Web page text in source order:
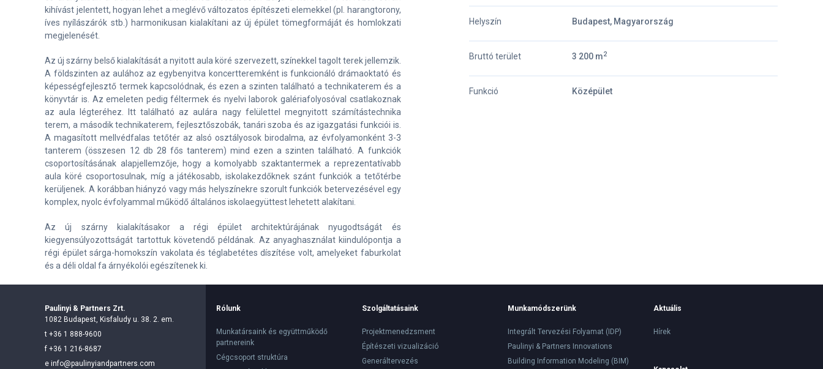
kihívást jelentett, hogyan lehet a meglévő változatos építészeti elemekkel (pl. harangtorony,
íves nyílászárók stb.) harmonikusan kialakítani az új épület tömegformáját és homlokzati
megjelenését.
Az új szárny belső kialakítását a nyitott aula köré szervezett, színekkel tagolt terek jellemzik.
A földszinten az aulához az egybenyitva koncertteremként is funkcionáló drámaoktató és
képességfejlesztő termek kapcsolódnak, és ezen a szinten található a technikaterem és a
könyvtár is. Az emeleten pedig féltermek és nyelvi laborok galériafolyosóval csatlakoznak
az aula légteréhez. Itt található az aulára nagy felülettel megnyitott számítástechnika
terem, a második technikaterem, fejlesztőszobák, tanári szoba és az igazgatási funkciói is.
A magasított mellvédfalas tetőtér az alsó osztályosok birodalma, az évfolyamonként 3-3
tanterem (összesen 12 db 28 fős tanterem) mind ezen a szinten található. A funkciók
csoportosításának alapjellemzője, hogy a komolyabb szaktantermek a reprezentatívabb
aula köré csoportosulnak, míg a játékosabb, iskolakezdőknek szánt funkciók a tetőtérbe
kerüljenek. A korábban hiányzó vagy más helyszínekre szorult funkciók betervezésével egy
komplex, nyolc évfolyammal működő általános iskolaegyüttest lehetett alakítani.
Az új szárny kialakításakor a régi épület architektúrájának nyugodtságát és
kiegyensúlyozottságát tartottuk követendő példának. Az anyaghasználat kiindulópontja a
régi épület sárga-homokszín vakolata és téglabetétes díszítése volt, amelyeket faburkolat
és a déli oldal fa árnyékolói egészítenek ki.
Helyszín Budapest, Magyarország
Bruttó terület 3 200 m2
Funkció Középület
Paulinyi & Partners Zrt.
1082 Budapest, Kisfaludy u. 38. 2. em.
t +36 1 888-9600
f +36 1 216-8687
e info@paulinyiandpartners.com
Rólunk
Munkatársaink és együttműködő
partnereink
Cégcsoport struktúra
Szolgáltatásaink
Projektmenedzsment
Építészeti vizualizáció
Generáltervezés
Munkamódszerünk
Integrált Tervezési Folyamat (IDP)
Paulinyi & Partners Innovations
Building Information Modeling (BIM)
Aktuális
Hírek